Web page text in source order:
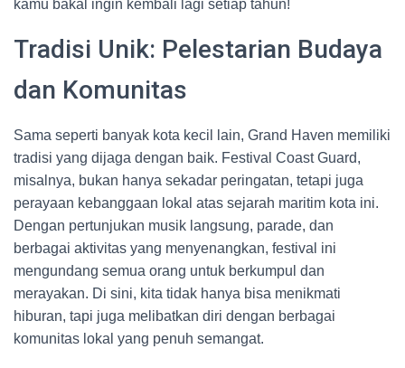
kamu bakal ingin kembali lagi setiap tahun!
Tradisi Unik: Pelestarian Budaya
dan Komunitas
Sama seperti banyak kota kecil lain, Grand Haven memiliki
tradisi yang dijaga dengan baik. Festival Coast Guard,
misalnya, bukan hanya sekadar peringatan, tetapi juga
perayaan kebanggaan lokal atas sejarah maritim kota ini.
Dengan pertunjukan musik langsung, parade, dan
berbagai aktivitas yang menyenangkan, festival ini
mengundang semua orang untuk berkumpul dan
merayakan. Di sini, kita tidak hanya bisa menikmati
hiburan, tapi juga melibatkan diri dengan berbagai
komunitas lokal yang penuh semangat.